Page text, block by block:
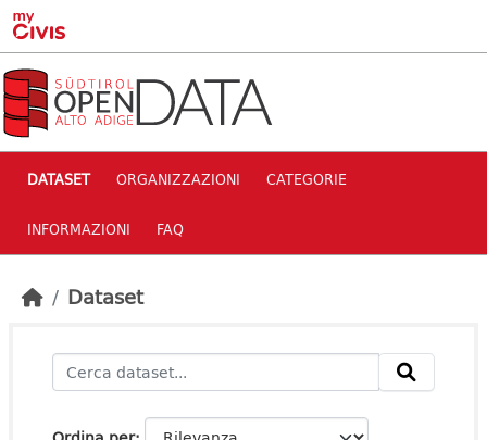
Skip to main content
DATASET ORGANIZZAZIONI CATEGORIE
INFORMAZIONI FAQ
Dataset